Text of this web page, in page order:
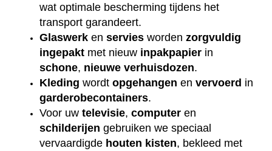
wat optimale bescherming tijdens het
transport garandeert.
Glaswerk en servies worden zorgvuldig
ingepakt met nieuw inpakpapier in
schone, nieuwe verhuisdozen.
Kleding wordt opgehangen en vervoerd in
garderobecontainers.
Voor uw televisie, computer en
schilderijen gebruiken we speciaal
vervaardigde houten kisten, bekleed met